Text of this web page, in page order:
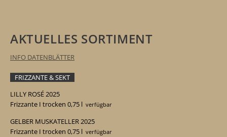
AKTUELLES SORTIMENT
INFO DATENBLÄTTER
FRIZZANTE & SEKT
LILLY ROSÉ 2025
Frizzante I trocken 0,75 l verfügbar
GELBER MUSKATELLER 2025
Frizzante I trocken 0,75 l verfügbar